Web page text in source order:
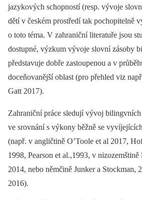
jazykových schopností (resp. vývoje
dětí v českém prostředí tak pochopitelně
o toto téma. V zahraniční literatuře jsou
dostupné, výzkum vývoje slovní zásoby
představuje dobře zastoupenou a v
doceňovanější oblast (pro přehled viz
Gatt 2017).
Zahraniční práce sledují vývoj bilingvních
ve srovnání s výkony běžně se
(např. v angličtině O’Toole et al 2017,
1998, Pearson et al.,1993, v
2014, nebo němčině Junker a Stockman,
2016).